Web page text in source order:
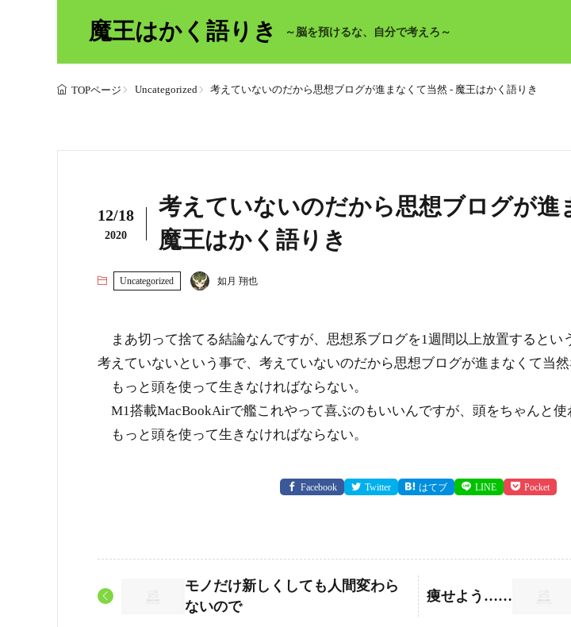
魔王はかく語りき ～脳を預けるな、自分で考えろ～
TOPページ Uncategorized 考えていないのだから思想ブログが進まなくて当然 - 魔王はかく語りき
12/18
2020
考えていないのだから思想ブログが進
魔王はかく語りき
Uncategorized 如月 翔也
まあ切って捨てる結論なんですが、思想系ブログを1週間以上放置するとい
考えていないという事で、考えていないのだから思想ブログが進まなくて当然
もっと頭を使って生きなければならない。
M1搭載MacBookAirで艦これやって喜ぶのもいいんですが、頭をちゃんと使
もっと頭を使って生きなければならない。
Facebook Twitter はてブ LINE Pocket
モノだけ新しくしても人間変わら
ないので
痩せよう……